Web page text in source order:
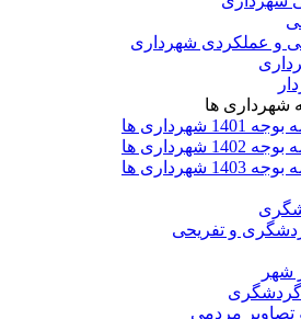
و عملکردی شهرداری
شهرداری ها
شهرداری ها
شهرداری ها
شهرداری ها
و تفریحی
شهر
گردشگری
تصاویر مردمی